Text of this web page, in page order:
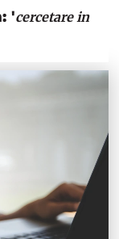
'cercetare in